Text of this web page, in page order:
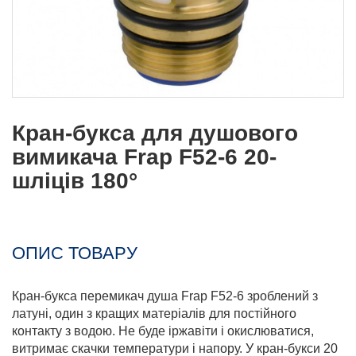
Кран-букса для душового
вимикача Frap F52-6 20-
шліців 180°
ОПИС ТОВАРУ
Кран-букса перемикач душа Frap F52-6 зроблений з
латуні, один з кращих матеріалів для постійного
контакту з водою. Не буде іржавіти і окислюватися,
витримає скачки температури і напору. У кран-букси 20